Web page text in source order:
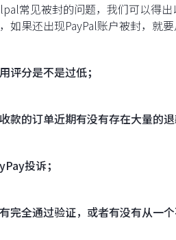
常见被封的问题，我们可以得
如果还出现PayPal账户被封，就
评分是不是过低；
款的订单近期有没有存在大量的退
投诉；
完全通过验证，或者有没有从一